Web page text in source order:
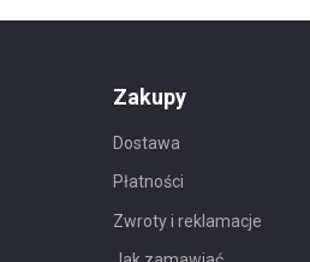
Zakupy
Dostawa
Płatności
Zwroty i reklamacje